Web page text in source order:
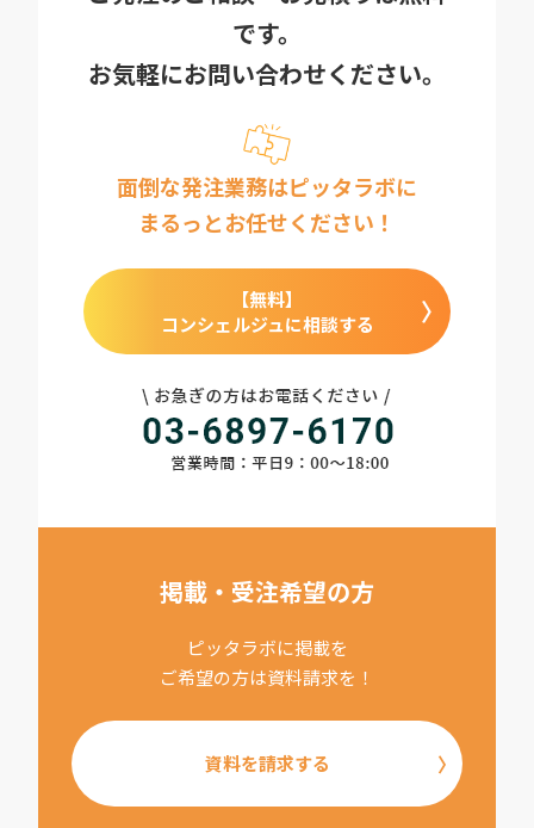
です。
お気軽にお問い合わせください。
面倒な発注業務はピッタラボに
まるっとお任せください！
【無料】
コンシェルジュに相談する
掲載・受注希望の方
ピッタラボに掲載を
ご希望の方は資料請求を！
資料を請求する